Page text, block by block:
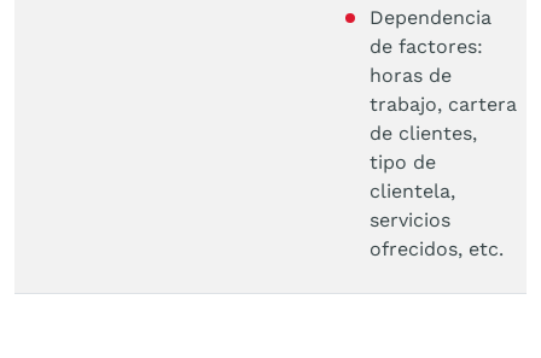
Dependencia
de factores:
horas de
trabajo, cartera
de clientes,
tipo de
clientela,
servicios
ofrecidos, etc.